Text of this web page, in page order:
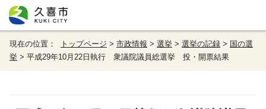
現在の位置： トップページ > 市政情報 > 選挙 > 選挙の記録 > 国の選
挙 > 平成29年10月22日執行 衆議院議員総選挙 投・開票結果